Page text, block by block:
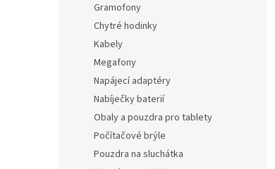
Gramofony
Chytré hodinky
Kabely
Megafony
Napájecí adaptéry
Nabíječky baterií
Obaly a pouzdra pro tablety
Počítačové brýle
Pouzdra na sluchátka